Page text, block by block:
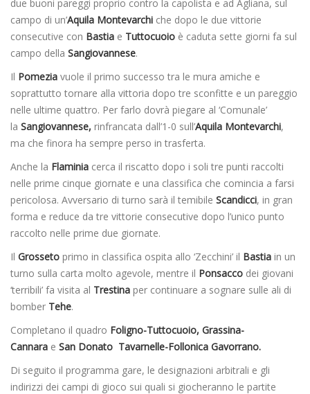
due buoni pareggi proprio contro la capolista e ad Agliana, sul
campo di un’Aquila Montevarchi che dopo le due vittorie
consecutive con Bastia e Tuttocuoio è caduta sette giorni fa sul
campo della Sangiovannese.
Il Pomezia vuole il primo successo tra le mura amiche e
soprattutto tornare alla vittoria dopo tre sconfitte e un pareggio
nelle ultime quattro. Per farlo dovrà piegare al ‘Comunale’
la Sangiovannese, rinfrancata dall’1-0 sull’Aquila Montevarchi,
ma che finora ha sempre perso in trasferta.
Anche la Flaminia cerca il riscatto dopo i soli tre punti raccolti
nelle prime cinque giornate e una classifica che comincia a farsi
pericolosa. Avversario di turno sarà il temibile Scandicci, in gran
forma e reduce da tre vittorie consecutive dopo l’unico punto
raccolto nelle prime due giornate.
Il Grosseto primo in classifica ospita allo ‘Zecchini’ il Bastia in un
turno sulla carta molto agevole, mentre il Ponsacco dei giovani
‘terribili’ fa visita al Trestina per continuare a sognare sulle ali di
bomber Tehe.
Completano il quadro Foligno-Tuttocuoio, Grassina-
Cannara e San Donato Tavarnelle-Follonica Gavorrano.
Di seguito il programma gare, le designazioni arbitrali e gli
indirizzi dei campi di gioco sui quali si giocheranno le partite